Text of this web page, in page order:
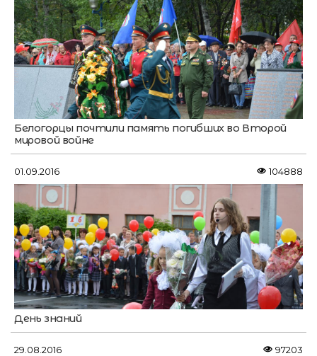
Белогорцы почтили память погибших во Второй
мировой войне
01.09.2016 104888
День знаний
29.08.2016 97203